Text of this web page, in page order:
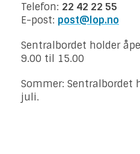
Telefon: 22 42 22 55
E-post: post@lop.no
Sentralbordet holder
9.00 til 15.00
Sommer: Sentralbordet
juli.